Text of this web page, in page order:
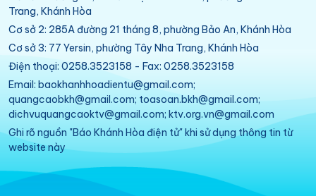
Trang, Khánh Hòa
Cơ sở 2: 285A đường 21 tháng 8, phường Bảo An, Khánh Hòa
Cơ sở 3: 77 Yersin, phường Tây Nha Trang, Khánh Hòa
Điện thoại: 0258.3523158 - Fax: 0258.3523158
Email: baokhanhhoadientu@gmail.com;
quangcaobkh@gmail.com; toasoan.bkh@gmail.com;
dichvuquangcaoktv@gmail.com; ktv.org.vn@gmail.com
Ghi rõ nguồn "Báo Khánh Hòa điện tử" khi sử dụng thông tin từ
website này